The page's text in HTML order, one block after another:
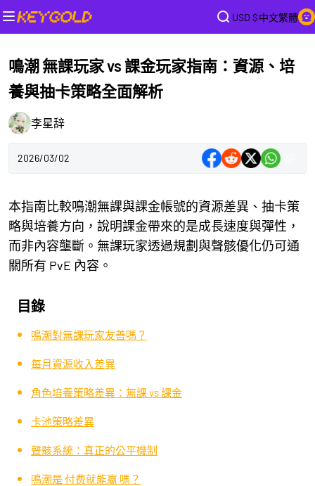
USD $中文繁體
鳴潮 無課玩家 vs 課金玩家指南：資源、培
養與抽卡策略全面解析
李星辞
2026/03/02
本指南比較鳴潮無課與課金帳號的資源差異、抽卡策
略與培養方向，說明課金帶來的是成長速度與彈性，
而非內容壟斷。無課玩家透過規劃與聲骸優化仍可通
關所有 PvE 內容。
目錄
鳴潮對無課玩家友善嗎？
每月資源收入差異
角色培養策略差異：無課 vs 課金
卡池策略差異
聲骸系統：真正的公平機制
鳴潮是 付费就能赢 嗎？